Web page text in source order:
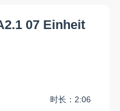
07 Einheit
时长：2:06